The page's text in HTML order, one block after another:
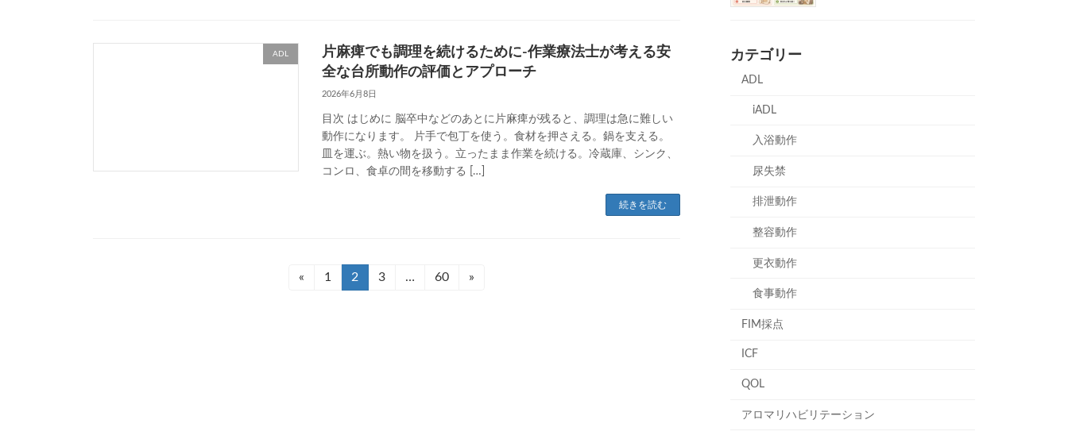
ADL
片麻痺でも調理を続けるために-作業療法士が考える安
全な台所動作の評価とアプローチ
2026年6月8日
目次 はじめに 脳卒中などのあとに片麻痺が残ると、調理は急に難しい
動作になります。 片手で包丁を使う。食材を押さえる。鍋を支える。
皿を運ぶ。熱い物を扱う。立ったまま作業を続ける。冷蔵庫、シンク、
コンロ、食卓の間を移動する […]
続きを読む
«
固
1
固
定
2
固
3 …
固
60 »
カテゴリー
ADL
iADL
入浴動作
尿失禁
排泄動作
整容動作
更衣動作
食事動作
FIM採点
ICF
QOL
アロマリハビリテーション